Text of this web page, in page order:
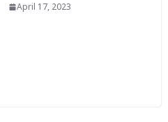
April 17, 2023